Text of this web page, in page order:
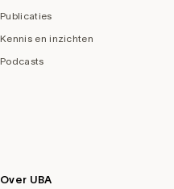
Publicaties
Kennis en inzichten
Podcasts
Over UBA